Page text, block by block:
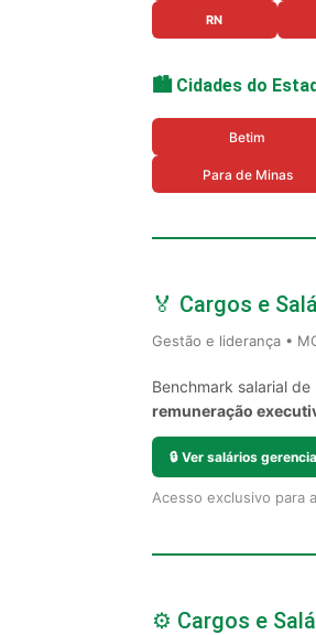
RN
🏙️ Cidades do
Betim
Para de Minas
🏅 Cargos e
Gestão e liderança •
Benchmark salarial
remuneração
🔒 Ver salários
Acesso exclusivo para
⚙️ Cargos e